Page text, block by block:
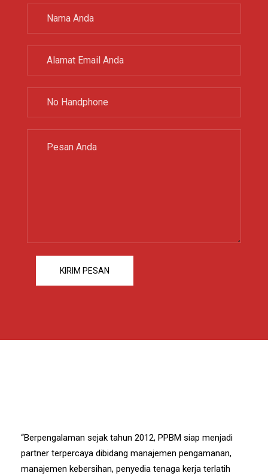
“Berpengalaman sejak tahun 2012, PPBM siap menjadi
partner terpercaya dibidang manajemen pengamanan,
manajemen kebersihan, penyedia tenaga kerja terlatih